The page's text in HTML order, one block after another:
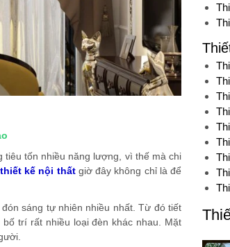
tiêu tốn nhiều năng lượng, vì thế mà chi
thiết kế nội thấtgiờ đây không chỉ là để
sáng tự nhiên nhiều nhất. Từ đó tiết
trí rất nhiều loại đèn khác nhau. Mặt